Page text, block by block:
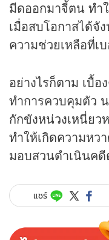
มีดออกมาจี้ตน ทำ
เมื่อสบโอกาสได้จั
ความช่วยเหลือที่เ
อย่างไรก็ตาม เบื้อ
ทำการควบคุมตัว
กักขังหน่วงเหนี่ยว
ทำให้เกิดความหว
มอบสวนดำเนินค
แชร์